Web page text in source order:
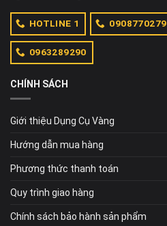
HOTLINE 1 0908770279
0963289290
CHÍNH SÁCH
Giới thiệu Dụng Cụ Vàng
Hướng dẫn mua hàng
Phương thức thanh toán
Quy trình giao hàng
Chính sách bảo hành sản phẩm